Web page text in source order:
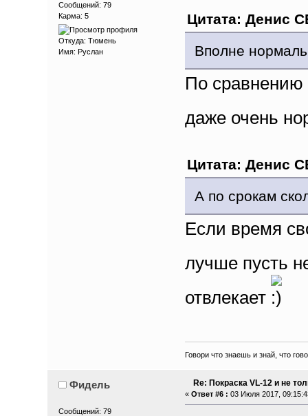
Сообщений: 79
Карма: 5
Откуда: Тюмень
Имя: Руслан
Цитата: Денис
Вполне
По сравнению
даже очень
Цитата: Денис
А по срокам
Если время
лучше пусть
отвлекает
Говори что знаешь и знай, что
Фидель
Сообщений: 79
Re: Покраска VL-12 и не
« Ответ #6 : 03 Июля 2017,